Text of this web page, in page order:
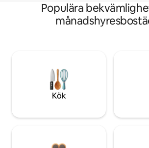
Populära
Kök